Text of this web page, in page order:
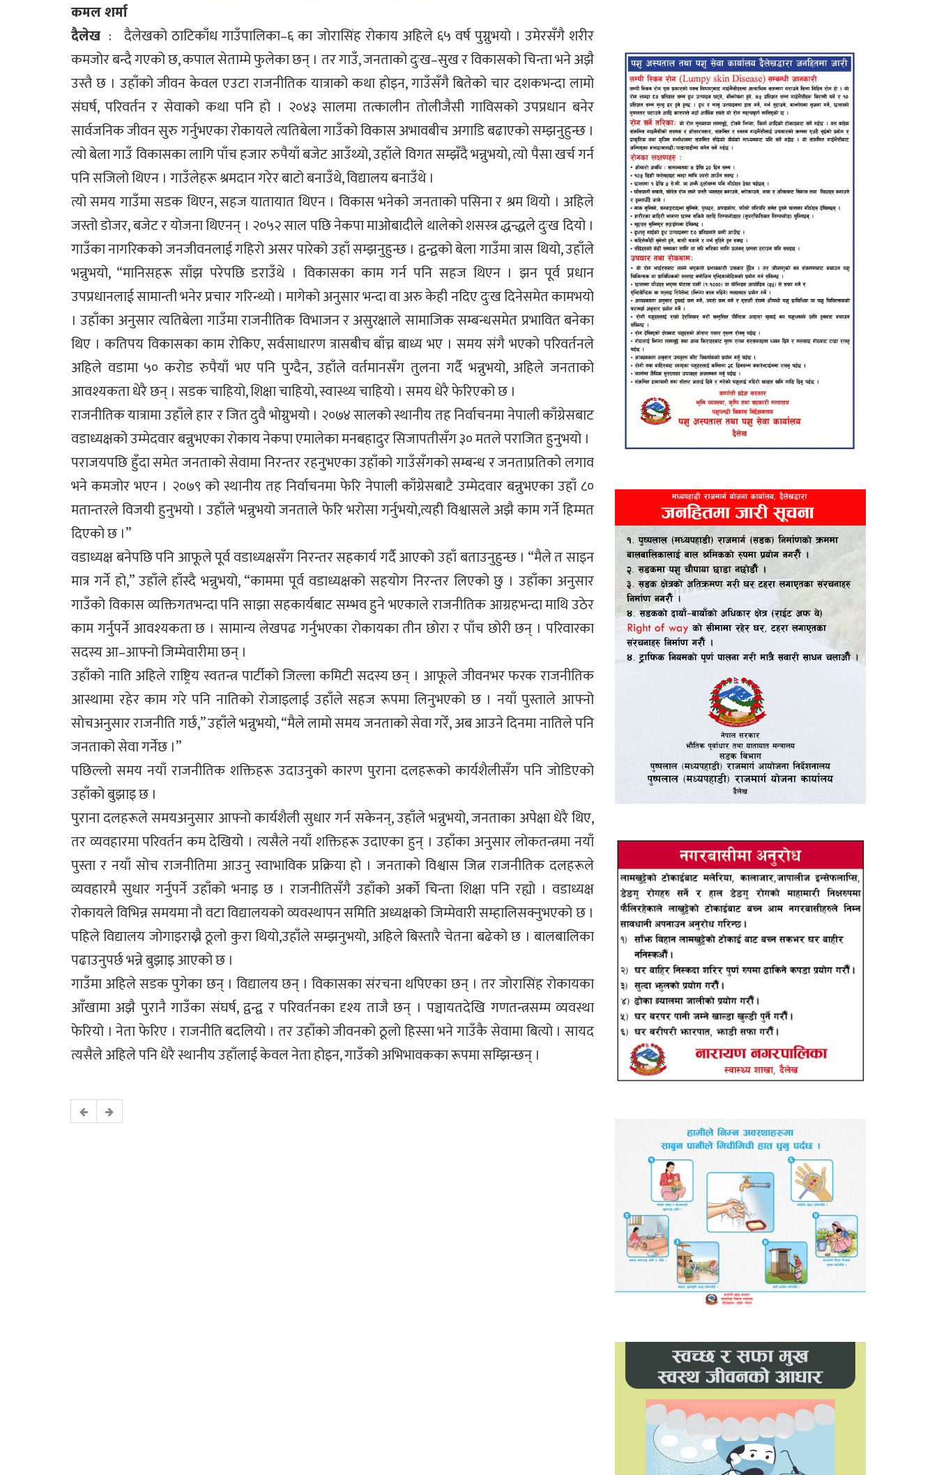
कमल शर्मा
दैलेख : दैलेखको ठाटिकाँध गाउँपालिका–६ का जोरासिंह रोकाय अहिले ६५ वर्ष पुग्नुभयो । उमेरसँगै शरीर
कमजोर बन्दै गएको छ, कपाल सेताम्मे फुलेका छन् । तर गाउँ, जनताको दुःख–सुख र विकासको चिन्ता भने अझै
उस्तै छ । उहाँको जीवन केवल एउटा राजनीतिक यात्राको कथा होइन, गाउँसँगै बितेको चार दशकभन्दा लामो
संघर्ष, परिवर्तन र सेवाको कथा पनि हो । २०४३ सालमा तत्कालीन तोलीजैसी गाविसको उपप्रधान बनेर
सार्वजनिक जीवन सुरु गर्नुभएका रोकायले त्यतिबेला गाउँको विकास अभावबीच अगाडि बढाएको सम्झनुहुन्छ ।
त्यो बेला गाउँ विकासका लागि पाँच हजार रुपैयाँ बजेट आउँथ्यो, उहाँले विगत सम्झँदै भन्नुभयो, त्यो पैसा खर्च गर्न
पनि सजिलो थिएन । गाउँलेहरू श्रमदान गरेर बाटो बनाउँथे, विद्यालय बनाउँथे ।
त्यो समय गाउँमा सडक थिएन, सहज यातायात थिएन । विकास भनेको जनताको पसिना र श्रम थियो । अहिले
जस्तो डोजर, बजेट र योजना थिएनन् । २०५२ साल पछि नेकपा माओबादीले थालेको शसस्त्र द्धन्द्धले दुःख दियो ।
गाउँका नागरिकको जनजीवनलाई गहिरो असर पारेको उहाँ सम्झनुहुन्छ । द्वन्द्वको बेला गाउँमा त्रास थियो, उहाँले
भन्नुभयो, “मानिसहरू साँझ परेपछि डराउँथे । विकासका काम गर्न पनि सहज थिएन । झन पूर्व प्रधान
उपप्रधानलाई सामान्ती भनेर प्रचार गरिन्थ्यो । मागेको अनुसार भन्दा वा अरु केही नदिए दुःख दिनेसमेत कामभयो
। उहाँका अनुसार त्यतिबेला गाउँमा राजनीतिक विभाजन र असुरक्षाले सामाजिक सम्बन्धसमेत प्रभावित बनेका
थिए । कतिपय विकासका काम रोकिए, सर्वसाधारण त्रासबीच बाँच्न बाध्य भए । समय संगै भएको परिवर्तनले
अहिले वडामा ५० करोड रुपैयाँ भए पनि पुग्दैन, उहाँले वर्तमानसँग तुलना गर्दै भन्नुभयो, अहिले जनताको
आवश्यकता धेरै छन् । सडक चाहियो, शिक्षा चाहियो, स्वास्थ्य चाहियो । समय धेरै फेरिएको छ ।
राजनीतिक यात्रामा उहाँले हार र जित दुवै भोग्नुभयो । २०७४ सालको स्थानीय तह निर्वाचनमा नेपाली काँग्रेसबाट
वडाध्यक्षको उम्मेदवार बन्नुभएका रोकाय नेकपा एमालेका मनबहादुर सिजापतीसँग ३० मतले पराजित हुनुभयो ।
पराजयपछि हुँदा समेत जनताको सेवामा निरन्तर रहनुभएका उहाँको गाउँसँगको सम्बन्ध र जनताप्रतिको लगाव
भने कमजोर भएन । २०७९ को स्थानीय तह निर्वाचनमा फेरि नेपाली काँग्रेसबाटै उम्मेदवार बन्नुभएका उहाँ ८०
मतान्तरले विजयी हुनुभयो । उहाँले भन्नुभयो जनताले फेरि भरोसा गर्नुभयो,त्यही विश्वासले अझै काम गर्ने हिम्मत
दिएको छ ।”
वडाध्यक्ष बनेपछि पनि आफूले पूर्व वडाध्यक्षसँग निरन्तर सहकार्य गर्दै आएको उहाँ बताउनुहुन्छ । “मैले त साइन
मात्र गर्ने हो,” उहाँले हाँस्दै भन्नुभयो, “काममा पूर्व वडाध्यक्षको सहयोग निरन्तर लिएको छु । उहाँका अनुसार
गाउँको विकास व्यक्तिगतभन्दा पनि साझा सहकार्यबाट सम्भव हुने भएकाले राजनीतिक आग्रहभन्दा माथि उठेर
काम गर्नुपर्ने आवश्यकता छ । सामान्य लेखपढ गर्नुभएका रोकायका तीन छोरा र पाँच छोरी छन् । परिवारका
सदस्य आ–आफ्नो जिम्मेवारीमा छन् ।
उहाँको नाति अहिले राष्ट्रिय स्वतन्त्र पार्टीको जिल्ला कमिटी सदस्य छन् । आफूले जीवनभर फरक राजनीतिक
आस्थामा रहेर काम गरे पनि नातिको रोजाइलाई उहाँले सहज रूपमा लिनुभएको छ । नयाँ पुस्ताले आफ्नो
सोचअनुसार राजनीति गर्छ,” उहाँले भन्नुभयो, “मैले लामो समय जनताको सेवा गरेँ, अब आउने दिनमा नातिले पनि
जनताको सेवा गर्नेछ ।”
पछिल्लो समय नयाँ राजनीतिक शक्तिहरू उदाउनुको कारण पुराना दलहरूको कार्यशैलीसँग पनि जोडिएको
उहाँको बुझाइ छ ।
पुराना दलहरूले समयअनुसार आफ्नो कार्यशैली सुधार गर्न सकेनन्, उहाँले भन्नुभयो, जनताका अपेक्षा धेरै थिए,
तर व्यवहारमा परिवर्तन कम देखियो । त्यसैले नयाँ शक्तिहरू उदाएका हुन् । उहाँका अनुसार लोकतन्त्रमा नयाँ
पुस्ता र नयाँ सोच राजनीतिमा आउनु स्वाभाविक प्रक्रिया हो । जनताको विश्वास जित्न राजनीतिक दलहरूले
व्यवहारमै सुधार गर्नुपर्ने उहाँको भनाइ छ । राजनीतिसँगै उहाँको अर्को चिन्ता शिक्षा पनि रह्यो । वडाध्यक्ष
रोकायले विभिन्न समयमा नौ वटा विद्यालयको व्यवस्थापन समिति अध्यक्षको जिम्मेवारी सम्हालिसक्नुभएको छ ।
पहिले विद्यालय जोगाइराख्नै ठूलो कुरा थियो,उहाँले सम्झनुभयो, अहिले बिस्तारै चेतना बढेको छ । बालबालिका
पढाउनुपर्छ भन्ने बुझाइ आएको छ ।
गाउँमा अहिले सडक पुगेका छन् । विद्यालय छन् । विकासका संरचना थपिएका छन् । तर जोरासिंह रोकायका
आँखामा अझै पुरानै गाउँका संघर्ष, द्वन्द्व र परिवर्तनका दृश्य ताजै छन् । पञ्चायतदेखि गणतन्त्रसम्म व्यवस्था
फेरियो । नेता फेरिए । राजनीति बदलियो । तर उहाँको जीवनको ठूलो हिस्सा भने गाउँकै सेवामा बित्यो । सायद
त्यसैले अहिले पनि धेरै स्थानीय उहाँलाई केवल नेता होइन, गाउँको अभिभावकका रूपमा सम्झिन्छन् ।